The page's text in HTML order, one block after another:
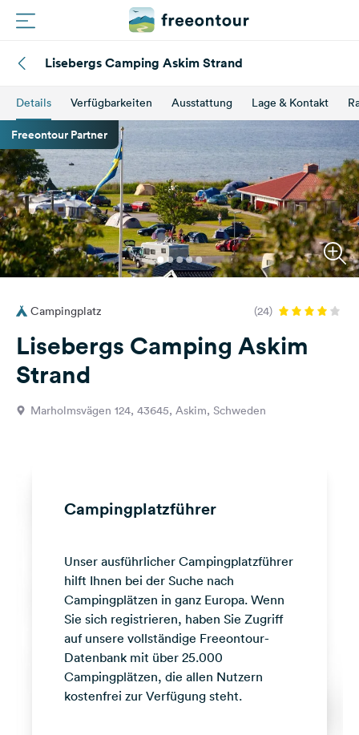
Plätze
Magazin
Partner
Registrieren
Einloggen
Fragen &
Feedback
Sprache:
Deutsch
Facebook
Instagram
Lisebergs Camping Askim Strand
Details Verfügbarkeiten Ausstattung Lage & Kontakt
Freeontour Partner
Campingplatz (24)
Lisebergs Camping Askim
Strand
Marholmsvägen 124, 43645, Askim, Schweden
Campingplatzführer
Unser ausführlicher Campingplatzführer
hilft Ihnen bei der Suche nach
Campingplätzen in ganz Europa. Wenn
Sie sich registrieren, haben Sie Zugriff
auf unsere vollständige Freeontour-
Datenbank mit über 25.000
Campingplätzen, die allen Nutzern
kostenfrei zur Verfügung steht.